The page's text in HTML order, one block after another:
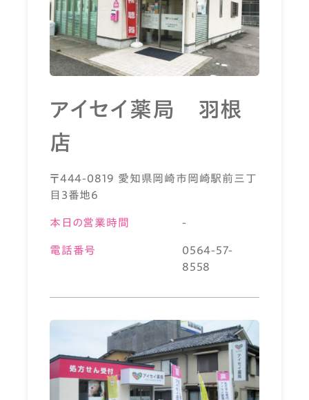
アイセイ薬局 羽根
店
〒444-0819 愛知県岡崎市岡崎駅前三丁
目3番地6
本日の営業時間 -
電話番号
0564-57-
8558